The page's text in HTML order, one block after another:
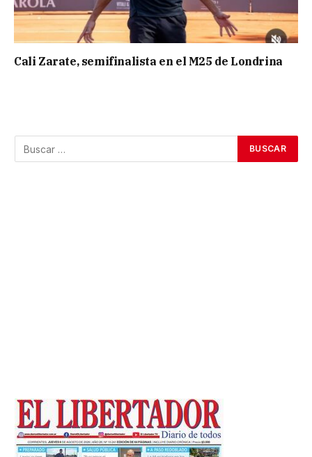
Cali Zarate, semifinalista en el M25 de Londrina